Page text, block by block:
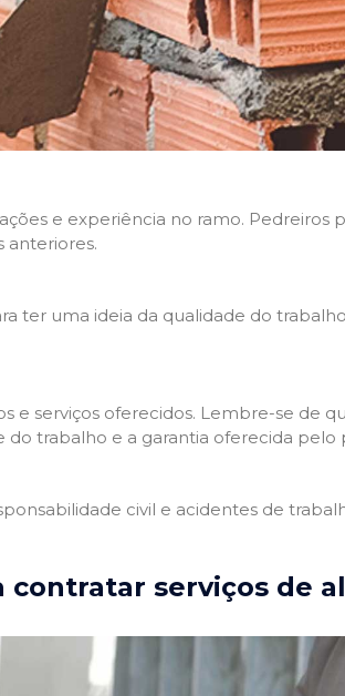
e experiência no ramo. Pedreiros
anteriores.
ter uma ideia da qualidade do
serviços oferecidos. Lembre-se de
trabalho e a garantia oferecida pelo
civil e acidentes de
contratar serviços de